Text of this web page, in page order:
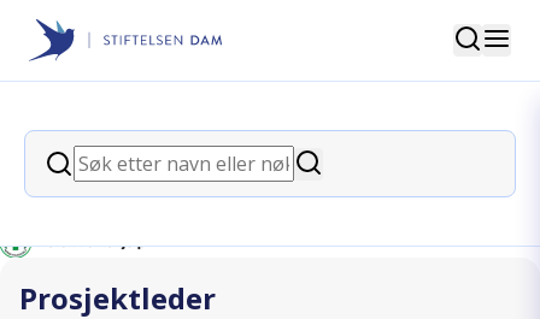
Stiftelsen Dam
Søk
Søk
Søk
back
Opprettelse av førstehjelpsgruppe
Prosjektleder